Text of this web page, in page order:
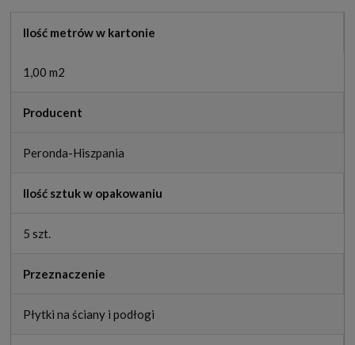
Ilość metrów w kartonie
1,00 m2
Producent
Peronda-Hiszpania
Ilość sztuk w opakowaniu
5 szt.
Przeznaczenie
Płytki na ściany i podłogi